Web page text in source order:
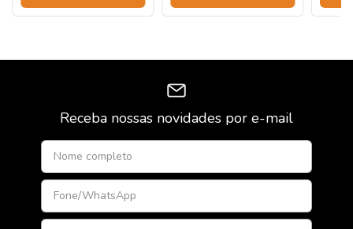
Receba nossas novidades por e-mail